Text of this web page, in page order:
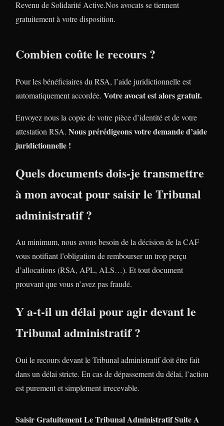
Revenu de Solidarité Active.Nos avocats se tiennent
gratuitement à votre disposition.
Combien coûte le recours ?
Pour les bénéficiaires du RSA, l’aide juridictionnelle est
automatiquement accordée. Votre avocat est alors gratuit.
Envoyez nous la copie de votre pièce d’identité et de votre
attestation RSA. Nous prérédigeons votre demande d’aide
juridictionnelle !
Quels documents dois-je transmettre
à mon avocat pour saisir le Tribunal
administratif ?
Au minimum, nous avons besoin de la décision de la CAF
vous notifiant l’obligation de rembourser un trop perçu
d’allocations (RSA, APL, ALS…). Et tout document
prouvant que vous n’avez pas fraudé.
Y a-t-il un délai pour agir devant le
Tribunal administratif ?
Oui le recours devant le Tribunal administratif doit être fait
dans un délai stricte. En cas de dépassement du délai, l’action
est purement et simplement irrecevable.
Saisir Gratuitement Le Tribunal Administratif Suite A